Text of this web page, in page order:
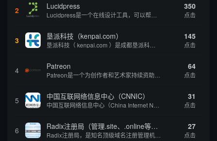
2 Lucidpress 350
点击
3 垦派科技（kenpai.com） 145
点击
4 Patreon 64
点击
5 中国互联网络信息中心（CNNIC） 31
点击
6 Radix注册局（管理.site、.online等顶级域名） 27
点击